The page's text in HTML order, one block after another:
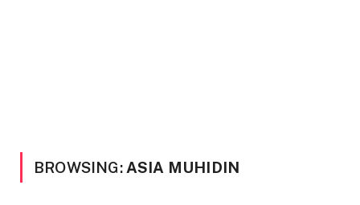
BROWSING: ASIA MUHIDIN